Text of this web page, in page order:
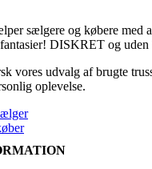
sælgere og købere med
DISKRET og uden
vores udvalg af brugte
oplevelse.